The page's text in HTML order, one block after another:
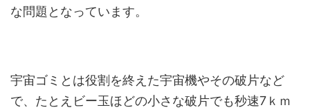
な問題となっています。
宇宙ゴミとは役割を終えた宇宙機やその破片など
で、たとえビー玉ほどの小さな破片でも秒速7ｋｍ